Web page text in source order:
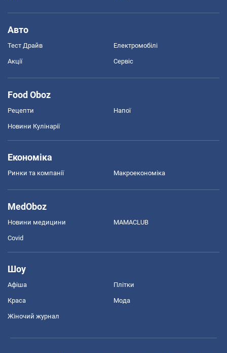
Авто
Тест Драйв Електромобілі
Акції Сервіс
Food Oboz
Рецепти Напої
Новини Кулінарії
Економіка
Ринки та компанії Макроекономіка
MedOboz
Новини медицини MAMACLUB
Covid
Шоу
Афіша Плітки
Краса Мода
Жіночий журнал